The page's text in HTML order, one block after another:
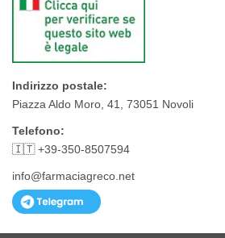
Indirizzo postale:
Piazza Aldo Moro, 41, 73051 Novoli
Telefono:
🇮🇹 +39-350-8507594
info@farmaciagreco.net